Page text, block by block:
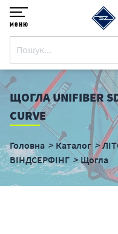
меню
ЩОГЛА UNIFIBER
CURVE
Головна Каталог
ВІНДСЕРФІНГ
Щогла